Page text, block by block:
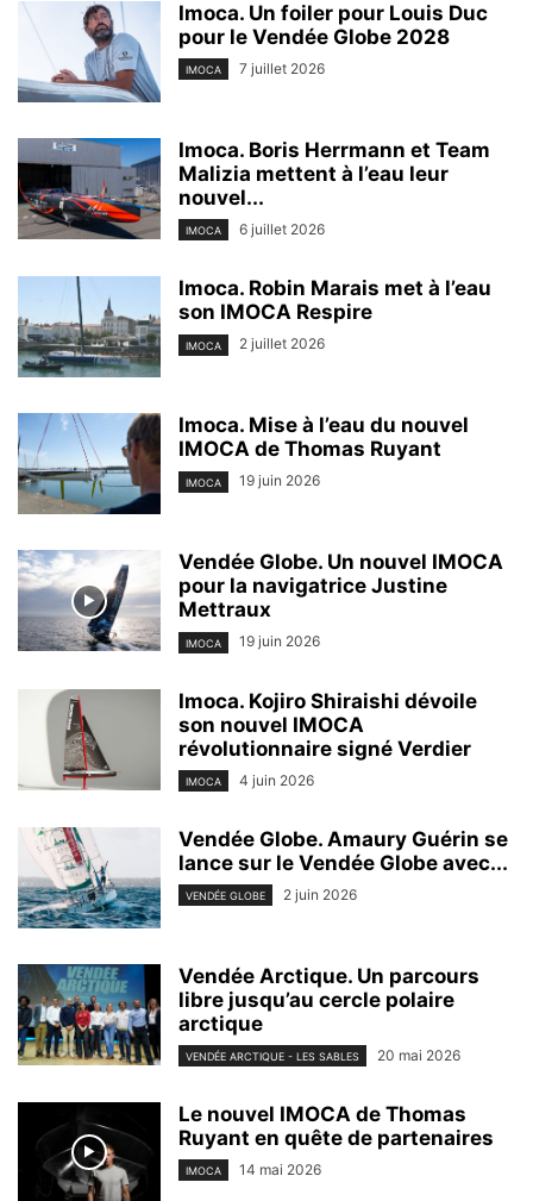
Imoca. Un foiler pour Louis Duc
pour le Vendée Globe 2028
IMOCA 7 juillet 2026
Imoca. Boris Herrmann et Team
Malizia mettent à l’eau leur
nouvel...
IMOCA 6 juillet 2026
Imoca. Robin Marais met à l’eau
son IMOCA Respire
IMOCA 2 juillet 2026
Imoca. Mise à l’eau du nouvel
IMOCA de Thomas Ruyant
IMOCA 19 juin 2026
Vendée Globe. Un nouvel IMOCA
pour la navigatrice Justine
Mettraux
IMOCA 19 juin 2026
Imoca. Kojiro Shiraishi dévoile
son nouvel IMOCA
révolutionnaire signé Verdier
IMOCA 4 juin 2026
Vendée Globe. Amaury Guérin se
lance sur le Vendée Globe avec...
VENDÉE GLOBE 2 juin 2026
Vendée Arctique. Un parcours
libre jusqu’au cercle polaire
arctique
VENDÉE ARCTIQUE - LES SABLES 20 mai 2026
Le nouvel IMOCA de Thomas
Ruyant en quête de partenaires
IMOCA 14 mai 2026